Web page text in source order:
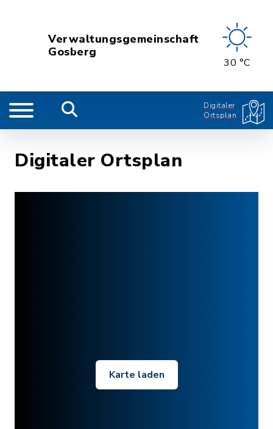
Verwaltungsgemeinschaft
Gosberg
30 °C
Digitaler
Ortsplan
Digitaler Ortsplan
Karte laden